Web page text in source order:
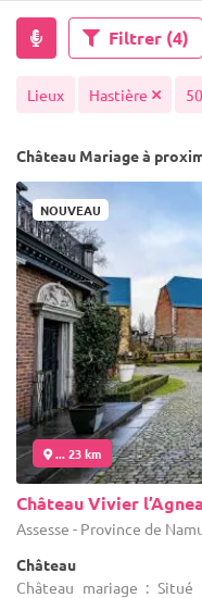
Filtrer (4)
Lieux Hastière
Château Mariage à
NOUVEAU
... 23 km
Château Vivier
Assesse - Province de
Château
Château mariage :